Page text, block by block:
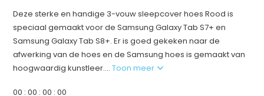
Deze sterke en handige 3-vouw sleepcover hoes Rood is
speciaal gemaakt voor de Samsung Galaxy Tab S7+ en
Samsung Galaxy Tab S8+. Er is goed gekeken naar de
afwerking van de hoes en de Samsung hoes is gemaakt van
hoogwaardig kunstleer....Toon meer
00 :00 :00 :00